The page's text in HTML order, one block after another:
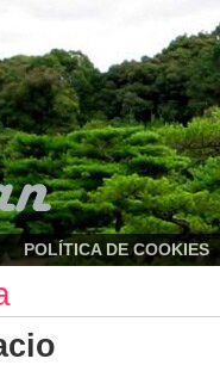
POLÍTICA DE COOKIES